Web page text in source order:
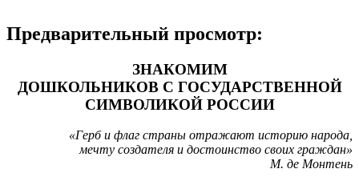
Предварительный просмотр:
ЗНАКОМИМ
ДОШКОЛЬНИКОВ С ГОСУДАРСТВЕННОЙ
СИМВОЛИКОЙ РОССИИ
«Герб и флаг страны отражают историю народа,
мечту создателя и достоинство своих граждан»
М. де Монтень